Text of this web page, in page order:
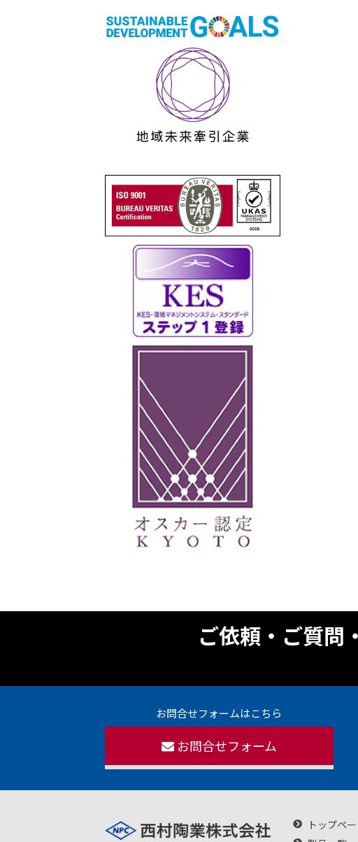
ご依頼・ご質問
お問合せフォームはこちら
お問合せフォーム
トップペ